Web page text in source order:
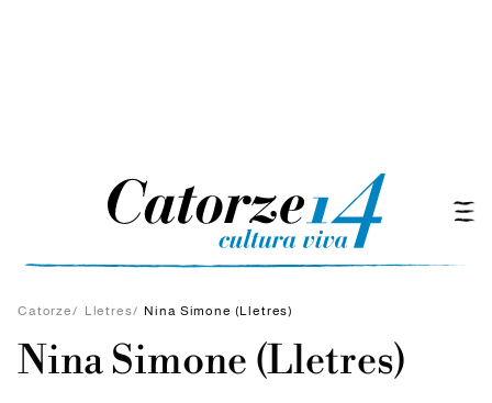
Catorze/ Lletres/ Nina Simone (Lletres)
Nina Simone (Lletres)